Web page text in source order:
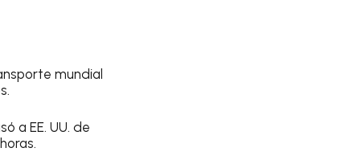
mundial
a EE. UU. de